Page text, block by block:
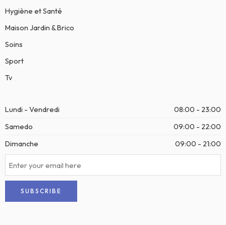
Hygiène et Santé
Maison Jardin & Brico
Soins
Sport
Tv
Lundi - Vendredi
08:00 - 23:00
Samedo
09:00 - 22:00
Dimanche
09:00 - 21:00